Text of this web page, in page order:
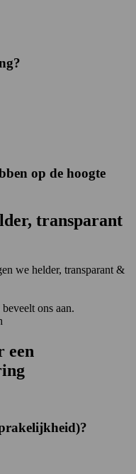
op de hoogte
transparant
we helder, transparant &
beveelt ons aan.
een